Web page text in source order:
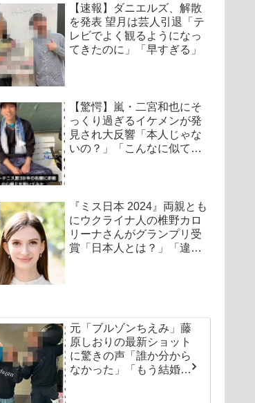
【速報】ダニエルズ、解散
を発表 望月は芸人引退「テ
レビでよく観るようになっ
てきたのに」「早すぎる」
【驚愕】嵐・二宮和也にそ
っくり過ぎるイケメンが発
見され大反響「本人じゃな
いの？」「こんなに似てる
『ミス日本 2024』両親とも
にウクライナ人の椎野カロ
リーナさんがグランプリ受
賞「日本人とは？」「違和
元「ブルゾンちえみ」藤
原しおりの最新ショット
に驚きの声「誰か分から
なかった」「もう結婚し